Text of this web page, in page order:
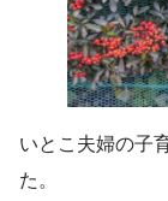
いとこ夫婦の子
た。